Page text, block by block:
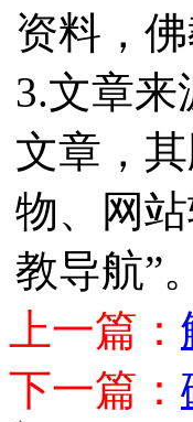
资料，
3.文章来
文章，
物、网
教导航”。
上一篇：
下一篇：